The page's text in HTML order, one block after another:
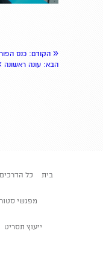
« הקודם: כנס
הבא: עונה ראשונה
בית כל
מפגשי
ייעוץ תסריט